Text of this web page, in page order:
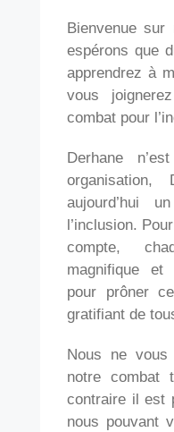
Bienvenue sur
espérons que
apprendrez à
vous
combat pour
Derhane
organisation,
aujourd’hui
l’inclusion.
compte,
magnifique et
pour prôner
gratifiant de
Nous ne
notre combat
contraire il est
nous pouvant